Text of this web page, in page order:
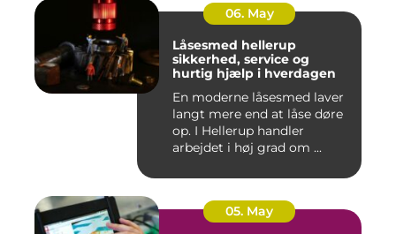
06. May
Låsesmed hellerup
sikkerhed, service og
hurtig hjælp i hverdagen
En moderne låsesmed laver
langt mere end at låse døre
op. I Hellerup handler
arbejdet i høj grad om ...
05. May